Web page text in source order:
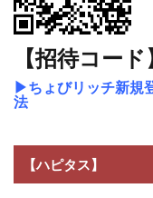
【招待コー
▶ちょびリッチ新規
法
【ハピタス】